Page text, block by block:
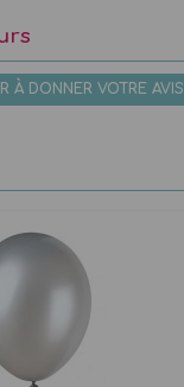
À DONNER VOTRE AVIS